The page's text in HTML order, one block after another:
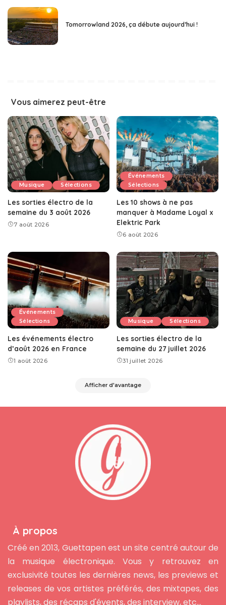
Tomorrowland 2026, ça débute aujourd’hui !
Vous aimerez peut-être
Musique Sélections
Les sorties électro de la
semaine du 3 août 2026
7 août 2026
Événements
Sélections
Les 10 shows à ne pas
manquer à Madame Loyal x
Elektric Park
6 août 2026
Événements
Sélections
Les événements électro
d’août 2026 en France
1 août 2026
Musique Sélections
Les sorties électro de la
semaine du 27 juillet 2026
31 juillet 2026
Afficher d'avantage
À propos
Créé en 2013, Guettapen est un site centré autour de
la musique électronique. Vous y retrouvez en
exclusivité toutes les dernières news, les previews et
releases de vos artistes préférés, des mixtapes, des
playlists, des récaps d'évents, des interview, etc...